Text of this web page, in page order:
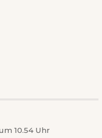
10.54 Uhr